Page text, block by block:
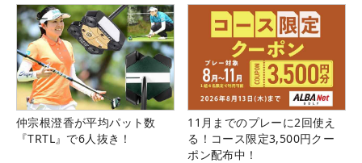
仲宗根澄香が平均パット数
『TRTL』で6人抜き！
11月までのプレーに2回使え
る！コース限定3,500円クー
ポン配布中！